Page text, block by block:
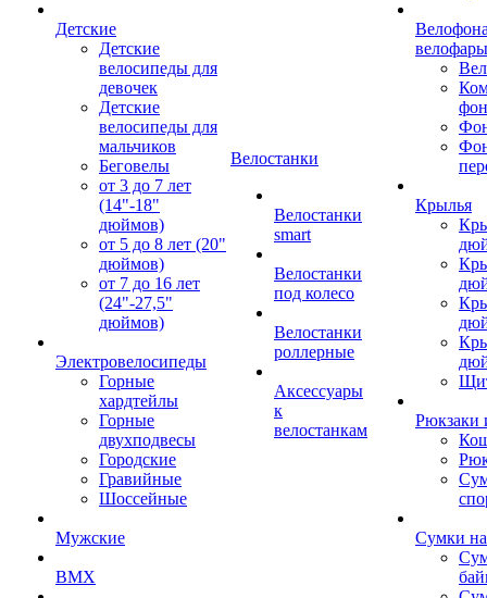
Детские
Детские
велосипеды для
девочек
Детские
велосипеды для
мальчиков
Беговелы
от 3 до 7 лет
(14"-18"
дюймов)
от 5 до 8 лет (20"
дюймов)
от 7 до 16 лет
(24"-27,5"
дюймов)
Электровелосипеды
Горные
хардтейлы
Горные
двухподвесы
Городские
Гравийные
Шоссейные
Мужские
BMX
Велостанки
Велостанки
smart
Велостанки
под колесо
Велостанки
роллерные
Аксессуары
к
велостанкам
велофары
Крылья
Рюкзаки
Сумки